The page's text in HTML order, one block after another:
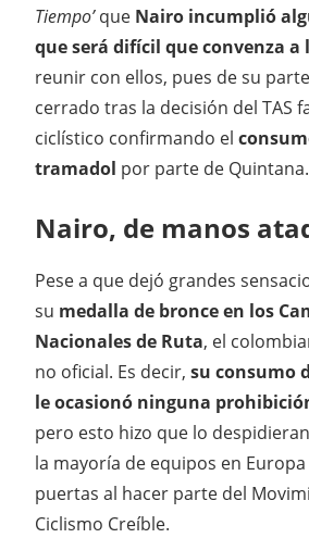
Tiempo’que Nairo incumplió
que será difícil que convenza a
reunir con ellos, pues de su
cerrado tras la decisión del TAS
ciclístico confirmando el
tramadol por parte de Quintana.
Nairo, de manos
Pese a que dejó grandes
su medalla de bronce en los
Nacionales de Ruta, el
no oficial. Es decir, su consumo
le ocasionó ninguna
pero esto hizo que lo
la mayoría de equipos en
puertas al hacer parte del
Ciclismo Creíble.